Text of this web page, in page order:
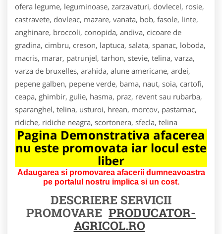
ofera legume, leguminoase, zarzavaturi, dovlecel, rosie,
castravete, dovleac, mazare, vanata, bob, fasole, linte,
anghinare, broccoli, conopida, andiva, cicoare de
gradina, cimbru, creson, laptuca, salata, spanac, loboda,
macris, marar, patrunjel, tarhon, stevie, telina, varza,
varza de bruxelles, arahida, alune americane, ardei,
pepene galben, pepene verde, bama, naut, soia, cartofi,
ceapa, ghimbir, gulie, hasma, praz, revent sau rubarba,
sparanghel, telina, usturoi, hrean, morcov, pastarnac,
ridiche, ridiche neagra, scortonera, sfecla, telina
Pagina Demonstrativa afacerea
nu este promovata iar locul este
liber
Adaugarea si promovarea afacerii dumneavoastra
pe portalul nostru implica si un cost.
DESCRIERE SERVICII
PROMOVARE PRODUCATOR-
AGRICOL.RO